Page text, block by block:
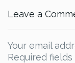
Leave a
Your email
Required